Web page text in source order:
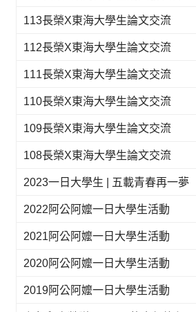
113長榮X東海大學生論文交流
112長榮X東海大學生論文交流
111長榮X東海大學生論文交流
110長榮X東海大學生論文交流
109長榮X東海大學生論文交流
108長榮X東海大學生論文交流
2023一日大學生 | 五載青春再一夢
2022阿公阿嬤一日大學生活動
2021阿公阿嬤一日大學生活動
2020阿公阿嬤一日大學生活動
2019阿公阿嬤一日大學生活動